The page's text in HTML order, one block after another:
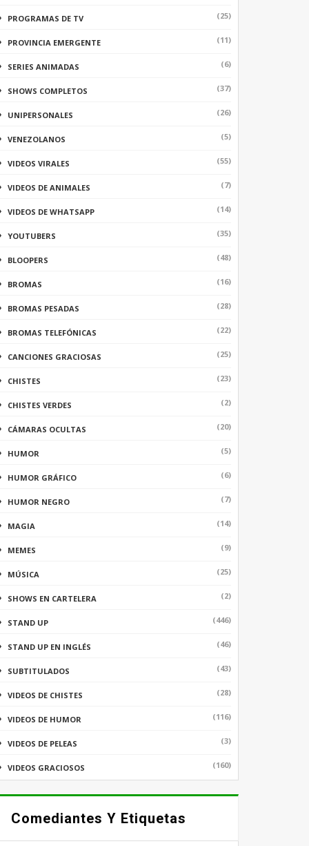
PROGRAMAS DE TV (25)
PROVINCIA EMERGENTE (11)
SERIES ANIMADAS (6)
SHOWS COMPLETOS (37)
UNIPERSONALES (26)
VENEZOLANOS (5)
VIDEOS VIRALES (55)
VIDEOS DE ANIMALES (7)
VIDEOS DE WHATSAPP (14)
YOUTUBERS (35)
BLOOPERS (48)
BROMAS (16)
BROMAS PESADAS (28)
BROMAS TELEFÓNICAS (22)
CANCIONES GRACIOSAS (25)
CHISTES (23)
CHISTES VERDES (2)
CÁMARAS OCULTAS (20)
HUMOR (5)
HUMOR GRÁFICO (6)
HUMOR NEGRO (7)
MAGIA (14)
MEMES (9)
MÚSICA (25)
SHOWS EN CARTELERA (2)
STAND UP (446)
STAND UP EN INGLÉS (46)
SUBTITULADOS (43)
VIDEOS DE CHISTES (28)
VIDEOS DE HUMOR (116)
VIDEOS DE PELEAS (3)
VIDEOS GRACIOSOS (160)
Comediantes Y Etiquetas